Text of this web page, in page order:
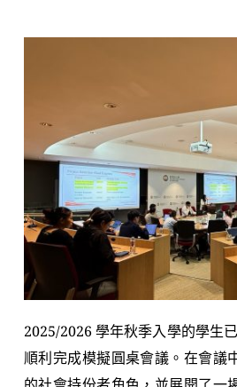
2025/2026 學年秋季入學的學生
順利完成模擬圓桌會議。在會議